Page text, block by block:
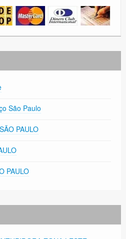
São Paulo
PAULO
PAULO